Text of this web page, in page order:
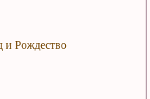
и Рождество